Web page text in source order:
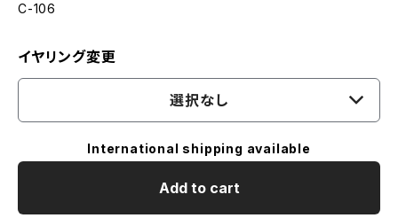
C-106
イヤリング変更
選択なし
International shipping available
Add to cart